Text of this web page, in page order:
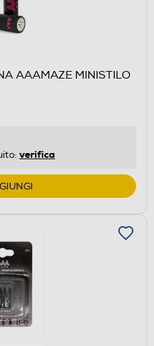
AAAMAZE MINISTILO
verifica